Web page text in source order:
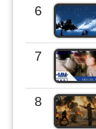
6
7
8